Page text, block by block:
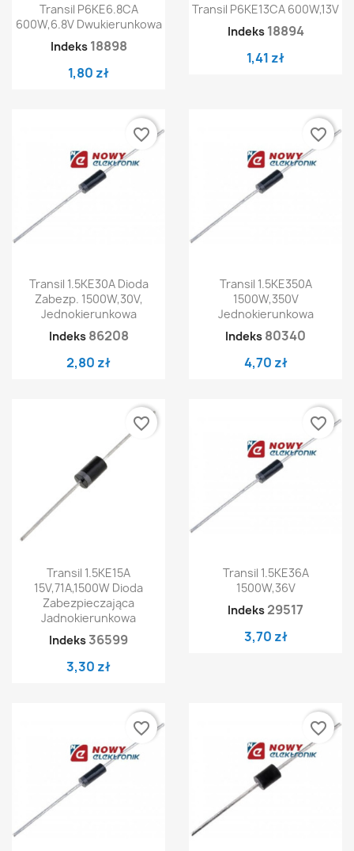
Transil P6KE6.8CA
600W,6.8V Dwukierunkowa
Indeks 18898
1,80 zł
Transil P6KE13CA 600W,13V
Indeks 18894
1,41 zł
Transil 1.5KE30A Dioda
Zabezp. 1500W,30V,
Jednokierunkowa
Indeks 86208
2,80 zł
favorite_border
Transil 1.5KE350A
1500W,350V
Jednokierunkowa
Indeks 80340
4,70 zł
favorite_border
Transil 1.5KE15A
15V,71A,1500W Dioda
Zabezpieczająca
Jadnokierunkowa
Indeks 36599
3,30 zł
favorite_border
Transil 1.5KE36A
1500W,36V
Indeks 29517
3,70 zł
favorite_border
favorite_border favorite_border